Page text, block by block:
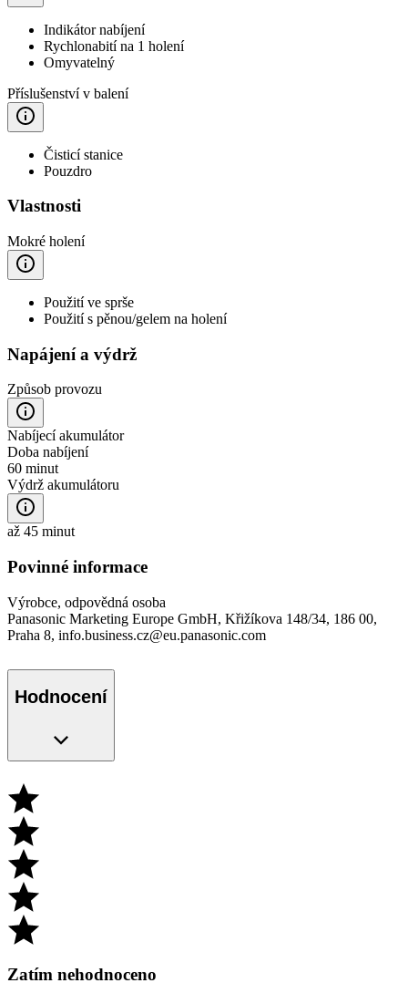
Indikátor nabíjení
Rychlonabití na 1 holení
Omyvatelný
Příslušenství v balení
Čisticí stanice
Pouzdro
Vlastnosti
Mokré holení
Použití ve sprše
Použití s pěnou/gelem na holení
Napájení a výdrž
Způsob provozu
Nabíjecí akumulátor
Doba nabíjení
60 minut
Výdrž akumulátoru
až 45 minut
Povinné informace
Výrobce, odpovědná osoba
Panasonic Marketing Europe GmbH, Křižíkova 148/34, 186 00,
Praha 8, info.business.cz@eu.panasonic.com
Hodnocení
Zatím nehodnoceno